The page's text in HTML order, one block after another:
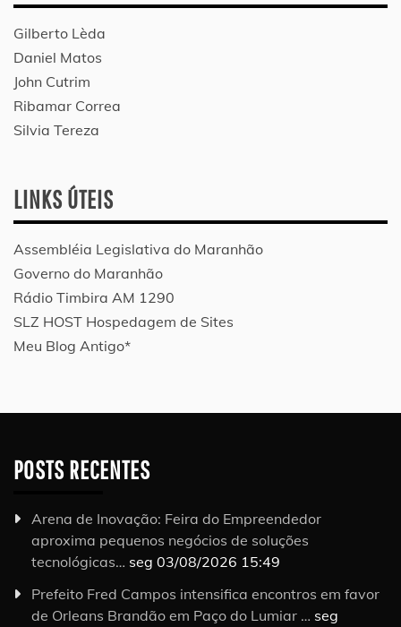
Gilberto Lèda
Daniel Matos
John Cutrim
Ribamar Correa
Silvia Tereza
LINKS ÚTEIS
Assembléia Legislativa do Maranhão
Governo do Maranhão
Rádio Timbira AM 1290
SLZ HOST Hospedagem de Sites
Meu Blog Antigo*
POSTS RECENTES
Arena de Inovação: Feira do Empreendedor
aproxima pequenos negócios de soluções
tecnológicas… seg 03/08/2026 15:49
Prefeito Fred Campos intensifica encontros em favor
de Orleans Brandão em Paço do Lumiar … seg